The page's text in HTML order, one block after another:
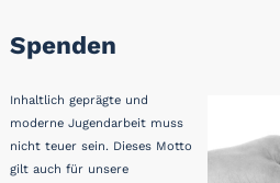
Spenden
Inhaltlich geprägte und
moderne Jugendarbeit muss
nicht teuer sein. Dieses Motto
gilt auch für unsere